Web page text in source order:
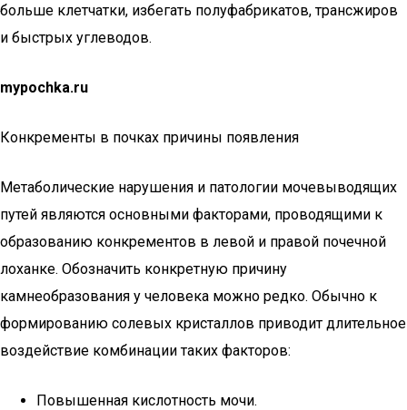
больше клетчатки, избегать полуфабрикатов, трансжиров
и быстрых углеводов.
mypochka.ru
Конкременты в почках причины появления
Метаболические нарушения и патологии мочевыводящих
путей являются основными факторами, проводящими к
образованию конкрементов в левой и правой почечной
лоханке. Обозначить конкретную причину
камнеобразования у человека можно редко. Обычно к
формированию солевых кристаллов приводит длительное
воздействие комбинации таких факторов:
Повышенная кислотность мочи.